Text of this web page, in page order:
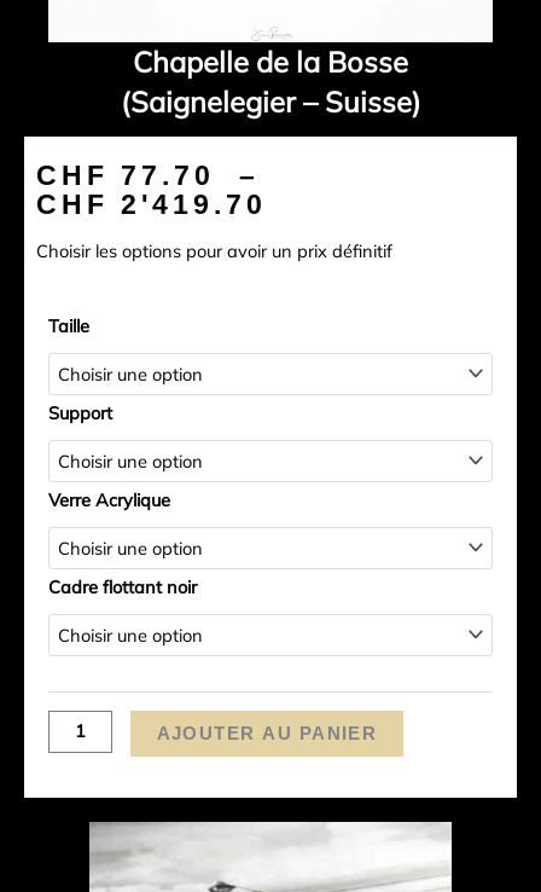
Chapelle de la Bosse
(Saignelegier – Suisse)
CHF 77.70
–
CHF 2'419.70
CHF 77.70
Choisir les options pour avoir un prix définitif
Taille
Support
Verre Acrylique
Cadre flottant noir
de
Chapelle
de
la
Bosse
(Saignelegier
-
Suisse)
AJOUTER AU PANIER